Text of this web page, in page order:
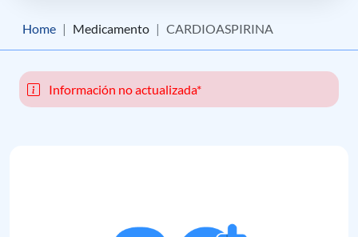
Home Medicamento CARDIOASPIRINA
Información no actualizada*